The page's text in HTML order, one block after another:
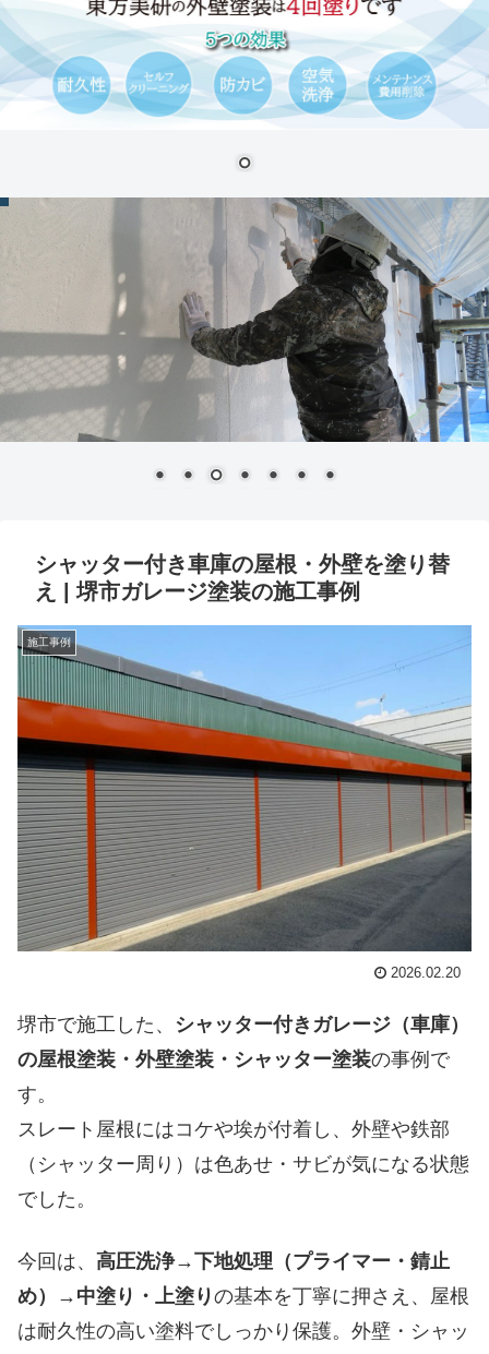
シャッター付き車庫の屋根・外壁を塗り替
え | 堺市ガレージ塗装の施工事例
施工事例
2026.02.20
堺市で施工した、 シャッター付きガレージ（車庫）
の屋根塗装・外壁塗装・シャッター塗装の事例で
す。
スレート屋根にはコケや埃が付着し、外壁や鉄部
（シャッター周り）は色あせ・サビが気になる状態
でした。
今回は、 高圧洗浄→下地処理（プライマー・錆止
め）→中塗り・上塗りの基本を丁寧に押さえ、屋根
は耐久性の高い塗料でしっかり保護。外壁・シャッ